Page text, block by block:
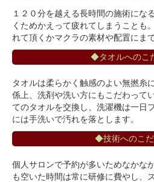
１２０分を越える長時間の施術にな
くためかえって疲れてしまうことも
れて頂くかマクラの素材や配置にま
◆タオルへのこ
タオルは柔らかく触感のよい無撚糸
係上、洗剤や洗い方にもこだわって
てのタオルを交換し、洗濯機は一日
には手洗いで汚れを落とします。
◆技術へのこ
個人サロンで予約が多いためなかな
も空いた時間は常に研修に費やし、